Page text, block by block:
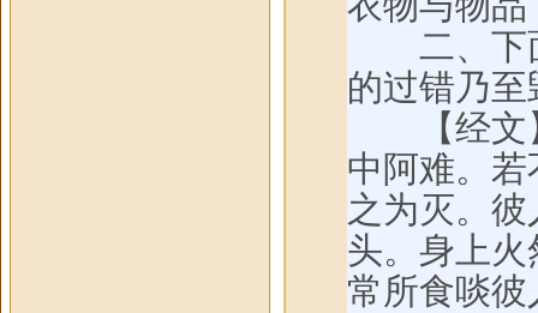
二、下面
的过错乃
【经文】
中阿难。
之为灭。
头。身上
常所食啖